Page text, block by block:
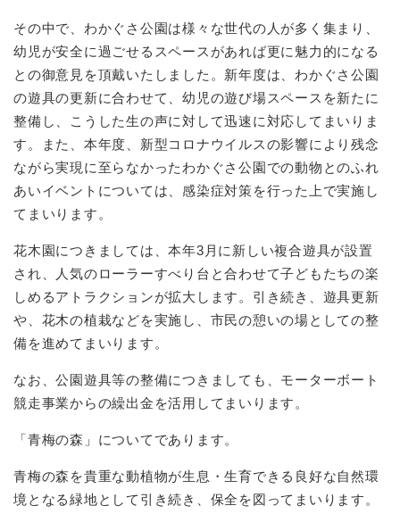
その中で、わかぐさ公園は様々な世代の人が多く集まり、
幼児が安全に過ごせるスペースがあれば更に魅力的になる
との御意見を頂戴いたしました。新年度は、わかぐさ公園
の遊具の更新に合わせて、幼児の遊び場スペースを新たに
整備し、こうした生の声に対して迅速に対応してまいりま
す。また、本年度、新型コロナウイルスの影響により残念
ながら実現に至らなかったわかぐさ公園での動物とのふれ
あいイベントについては、感染症対策を行った上で実施し
てまいります。
花木園につきましては、本年3月に新しい複合遊具が設置
され、人気のローラーすべり台と合わせて子どもたちの楽
しめるアトラクションが拡大します。引き続き、遊具更新
や、花木の植栽などを実施し、市民の憩いの場としての整
備を進めてまいります。
なお、公園遊具等の整備につきましても、モーターボート
競走事業からの繰出金を活用してまいります。
「青梅の森」についてであります。
青梅の森を貴重な動植物が生息・生育できる良好な自然環
境となる緑地として引き続き、保全を図ってまいります。